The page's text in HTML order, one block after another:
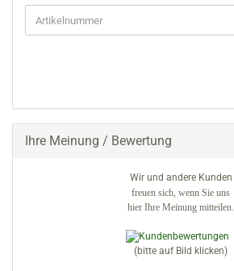
GEBEN
SIE
DIE
EIN.
Ihre Meinung / Bewertung
Wir und andere Kunden
freuen sich, wenn Sie uns
hier Ihre Meinung mitteilen.
(bitte auf Bild klicken)